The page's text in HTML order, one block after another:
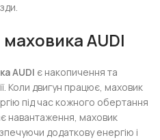
AUDI
AUDI є накопичення та
Коли двигун працює, маховик
під час кожного обертання
навантаження, маховик
додаткову енергію і